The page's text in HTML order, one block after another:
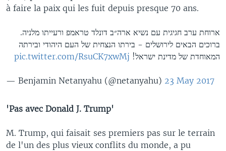
à faire la paix qui les fuit depuis presque 70 ans.
ארוחת ערב חגיגית עם נשיא ארה״ב דונלד טראמפ ורעייתו מלניה.
ברוכים הבאים לירושלים - בירתו הנצחית של העם היהודי ובירתה
המאוחדת של מדינת ישראל! pic.twitter.com/RsuCK7xwMj
— Benjamin Netanyahu (@netanyahu) 23 May 2017
'Pas avec Donald J. Trump'
M. Trump, qui faisait ses premiers pas sur le terrain
de l'un des plus vieux conflits du monde, a pu